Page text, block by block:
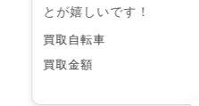
とが嬉しいです！
買取自転車
買取金額